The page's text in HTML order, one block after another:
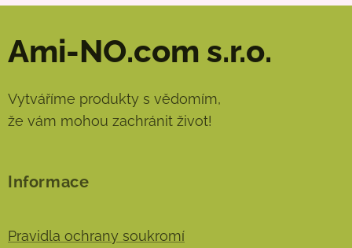
Ami-NO.com s.r.o.
Vytváříme produkty s vědomím,
že vám mohou zachránit život!
Informace
Pravidla ochrany soukromí